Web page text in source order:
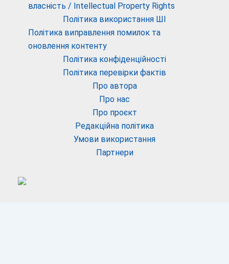
власність / Intellectual Property Rights
Політика використання ШІ
Політика виправлення помилок та
оновлення контенту
Політика конфіденційності
Політика перевірки фактів
Про автора
Про нас
Про проєкт
Редакційна політика
Умови використання
Партнери